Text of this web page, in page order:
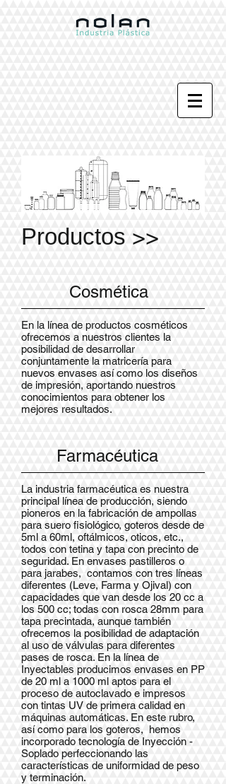
Productos >>
Cosmética
En la línea de productos cosméticos
ofrecemos a nuestros clientes la
posibilidad de desarrollar
conjuntamente la matricería para
nuevos envases así como los diseños
de impresión, aportando nuestros
conocimientos para obtener los
mejores resultados.
Farmacéutica
La industria farmacéutica es nuestra
principal línea de producción, siendo
pioneros en la fabricación de ampollas
para suero fisiológico, goteros desde de
5ml a 60ml, oftálmicos, oticos, etc.,
todos con tetina y tapa con precinto de
seguridad. En envases pastilleros o
para jarabes, contamos con tres líneas
diferentes (Leve, Farma y Ojival) con
capacidades que van desde los 20 cc a
los 500 cc; todas con rosca 28mm para
tapa precintada, aunque también
ofrecemos la posibilidad de adaptación
al uso de válvulas para diferentes
pases de rosca. En la línea de
Inyectables producimos envases en PP
de 20 ml a 1000 ml aptos para el
proceso de autoclavado e impresos
con tintas UV de primera calidad en
máquinas automáticas. En este rubro,
así como para los goteros, hemos
incorporado tecnología de Inyección -
Soplado perfeccionando las
características de uniformidad de peso
y terminación.